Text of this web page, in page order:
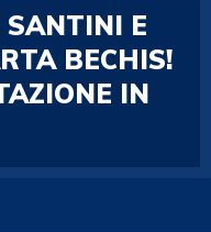
SANTINI E
BECHIS!
IN